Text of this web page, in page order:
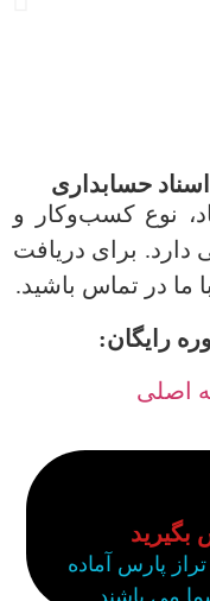
حسابداری
نوع کسب‌وکار و
برای دریافت
ما در تماس باشید.
رایگان:
اصلی
بگیرید
پارس آماده
می باشند